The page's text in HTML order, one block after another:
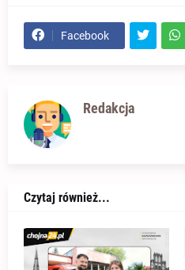
Facebook
Redakcja
Czytaj również...